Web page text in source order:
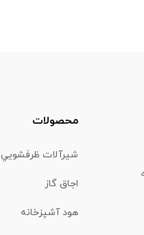
محصولات
شیرآلات ظرفشويي
اجاق گاز
هود آشپزخانه